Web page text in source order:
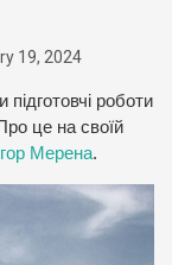
19, 2024
підготовчі роботи
це на своїй
Ігор Мерена.